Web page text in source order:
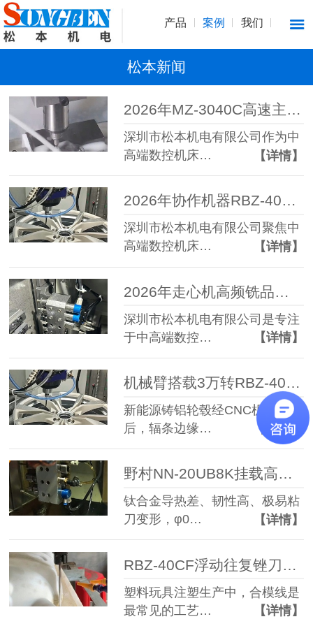
产品 案例 我们
松本新闻
2026年MZ-3040C高速主轴选择参考：高精度高速主轴品牌选型指南
深圳市松本机电有限公司作为中
高端数控机床…
【详情】
2026年协作机器RBZ-40浮动主轴推荐,柔性去毛刺浮动主轴选择指南
深圳市松本机电有限公司聚焦中
高端数控机床…
【详情】
2026年走心机高频铣品牌对比推荐：代表性品牌与选择指南
深圳市松本机电有限公司是专注
于中高端数控…
【详情】
机械臂搭载3万转RBZ-40浮动主轴，破解新能源轮毂自动化去毛刺难题
新能源铸铝轮毂经CNC机加工
后，辐条边缘…
【详情】
野村NN-20UB8K挂载高频铣攻克钛合金φ0.6mm微孔加工难题
钛合金导热差、韧性高、极易粘
刀变形，φ0…
【详情】
RBZ-40CF浮动往复锉刀：塑料玩具合模线高效去除高性价比方案
塑料玩具注塑生产中，合模线是
最常见的工艺…
【详情】